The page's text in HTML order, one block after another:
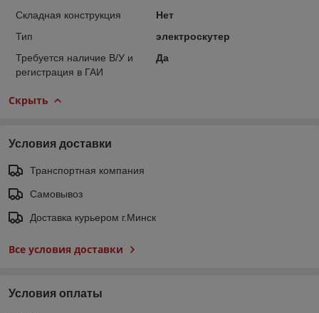
Складная конструкция
Нет
Тип
электроскутер
Требуется наличие В/У и
регистрация в ГАИ
Да
Скрыть
Условия доставки
Транспортная компания
Самовывоз
Доставка курьером г.Минск
Все условия доставки
Условия оплаты